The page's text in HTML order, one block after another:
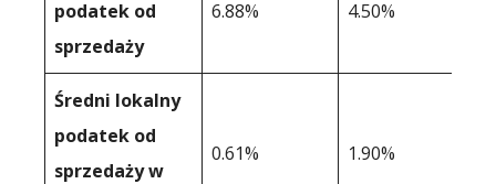
podatek od
sprzedaży
6.88% 4.50%
Średni lokalny
podatek od
sprzedaży w
0.61% 1.90%